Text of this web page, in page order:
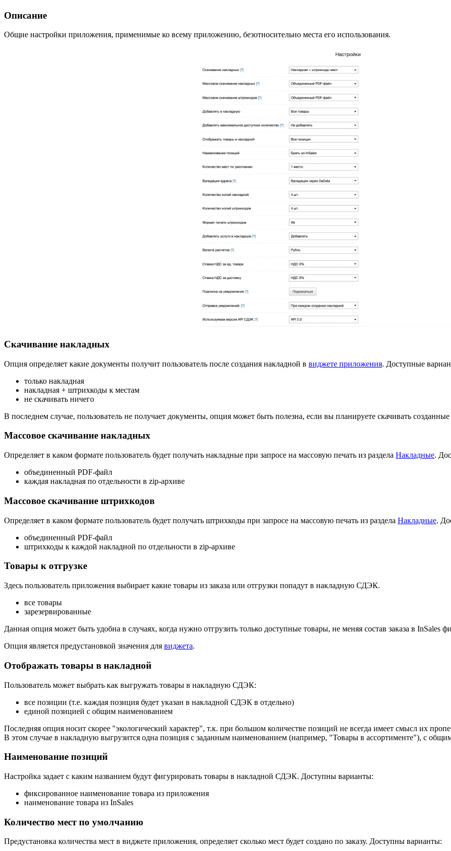
Описание
Общие настройки приложения, применимые ко всему приложению, безотносительно места его использования.
Скачивание накладных
Опция определяет какие документы получит пользователь после создания накладной в виджете приложения. Доступные
только накладная
накладная + штрихкоды к местам
не скачивать ничего
В последнем случае, пользователь не получает документы, опция может быть полезна, если вы планируете скачивать
Массовое скачивание накладных
Определяет в каком формате пользователь будет получать накладные при запросе на массовую печать из раздела Накладные.
объединенный PDF-файл
каждая накладная по отдельности в zip-архиве
Массовое скачивание штрихкодов
Определяет в каком формате пользователь будет получать штрихкоды при запросе на массовую печать из раздела Накладные.
объединенный PDF-файл
штрихкоды к каждой накладной по отдельности в zip-архиве
Товары к отгрузке
Здесь пользователь приложения выбирает какие товары из заказа или отгрузки попадут в накладную СДЭК.
все товары
зарезервированные
Данная опция может быть удобна в случаях, когда нужно отгрузить только доступные товары, не меняя состав заказа в InSales
Опция является предустановкой значения для виджета.
Отображать товары в накладной
Пользователь может выбрать как выгружать товары в накладную СДЭК:
все позиции (т.е. каждая позиция будет указан в накладной СДЭК в отдельно)
единой позицией с общим наименованием
Последняя опция носит скорее "экологический характер", т.к. при большом количестве позиций не всегда имеет смысл их
В этом случае в накладную выгрузится одна позиция с заданным наименованием (например, "Товары в ассортименте"), с
Наименование позиций
Настройка задает с каким названием будут фигурировать товары в накладной СДЭК. Доступны варианты:
фиксированное наименование товара из приложения
наименование товара из InSales
Количество мест по умолчанию
Предустановка количества мест в виджете приложения, определяет сколько мест будет создано по заказу. Доступны варианты: